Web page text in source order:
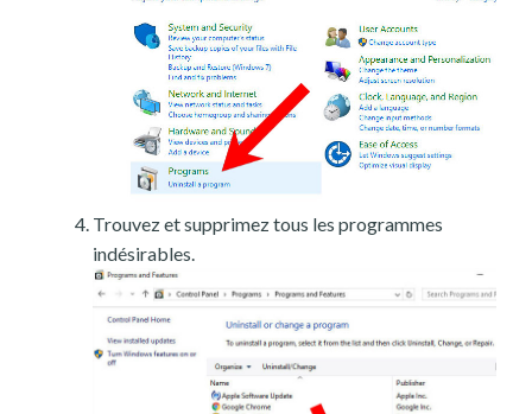
Trouvez et supprimez tous les programmes
indésirables.